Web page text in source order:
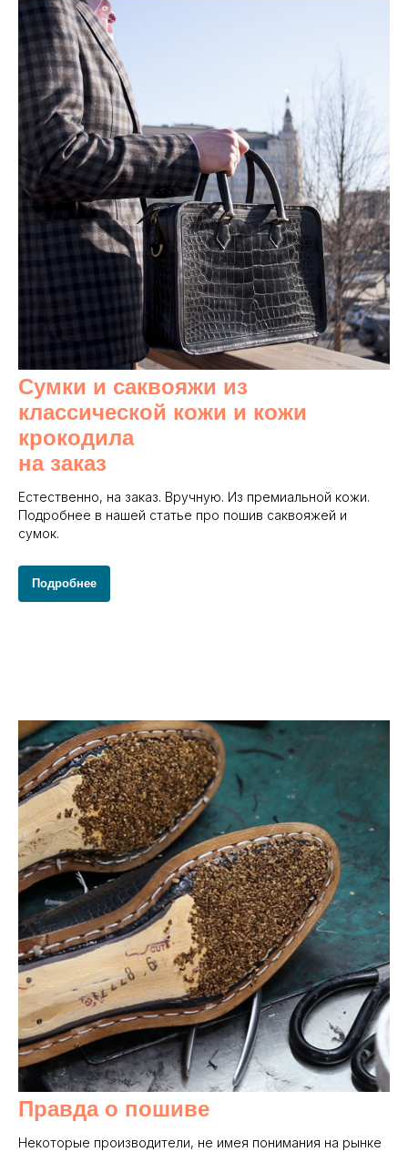
Сумки и саквояжи из
классической кожи и кожи
крокодила
на заказ
Естественно, на заказ. Вручную. Из премиальной кожи.
Подробнее в нашей статье про пошив саквояжей и
сумок.
Подробнее
Правда о пошиве
Некоторые производители, не имея понимания на рынке